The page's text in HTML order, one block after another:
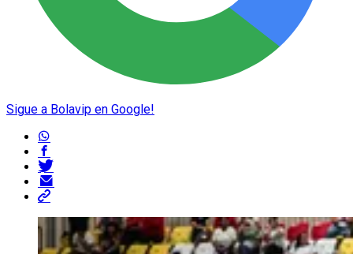
Sigue a Bolavip en Google!